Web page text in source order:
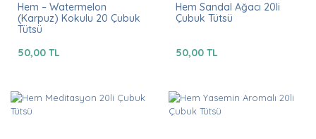
Hem – Watermelon
(Karpuz) Kokulu 20 Çubuk
Tütsü
50,00 TL
Hem Sandal Ağacı 20li
Çubuk Tütsü
50,00 TL